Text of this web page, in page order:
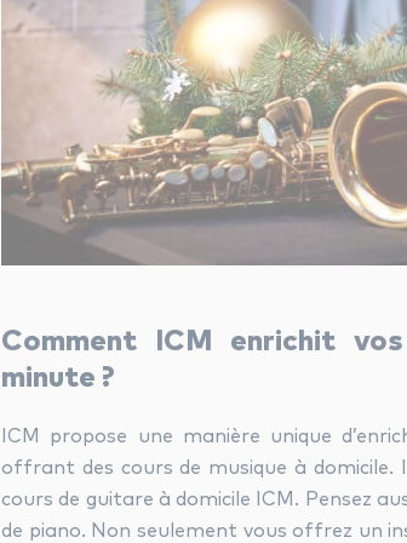
Comment ICM enrichit
minute ?
ICM propose une manière unique
offrant des cours de musique à
cours de guitare à domicile ICM. Pensez
de piano. Non seulement vous offrez un